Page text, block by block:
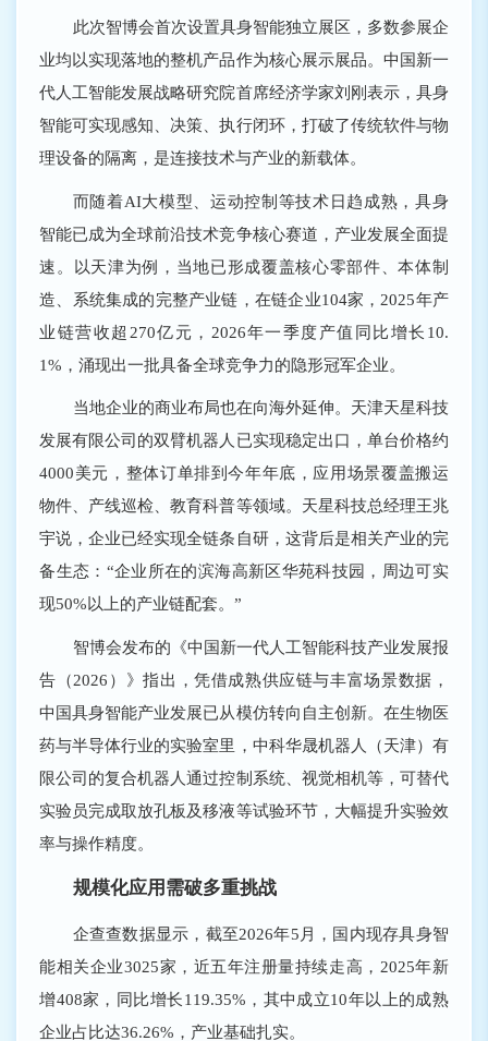
此次智博会首次设置具身智能独立展区，多数参展企
业均以实现落地的整机产品作为核心展示展品。中国新一
代人工智能发展战略研究院首席经济学家刘刚表示，具身
智能可实现感知、决策、执行闭环，打破了传统软件与物
理设备的隔离，是连接技术与产业的新载体。
而随着AI大模型、运动控制等技术日趋成熟，具身
智能已成为全球前沿技术竞争核心赛道，产业发展全面提
速。以天津为例，当地已形成覆盖核心零部件、本体制
造、系统集成的完整产业链，在链企业104家，2025年产
业链营收超270亿元，2026年一季度产值同比增长10.
1%，涌现出一批具备全球竞争力的隐形冠军企业。
当地企业的商业布局也在向海外延伸。天津天星科技
发展有限公司的双臂机器人已实现稳定出口，单台价格约
4000美元，整体订单排到今年年底，应用场景覆盖搬运
物件、产线巡检、教育科普等领域。天星科技总经理王兆
宇说，企业已经实现全链条自研，这背后是相关产业的完
备生态：“企业所在的滨海高新区华苑科技园，周边可实
现50%以上的产业链配套。”
智博会发布的《中国新一代人工智能科技产业发展报
告（2026）》指出，凭借成熟供应链与丰富场景数据，
中国具身智能产业发展已从模仿转向自主创新。在生物医
药与半导体行业的实验室里，中科华晟机器人（天津）有
限公司的复合机器人通过控制系统、视觉相机等，可替代
实验员完成取放孔板及移液等试验环节，大幅提升实验效
率与操作精度。
规模化应用需破多重挑战
企查查数据显示，截至2026年5月，国内现存具身智
能相关企业3025家，近五年注册量持续走高，2025年新
增408家，同比增长119.35%，其中成立10年以上的成熟
企业占比达36.26%，产业基础扎实。